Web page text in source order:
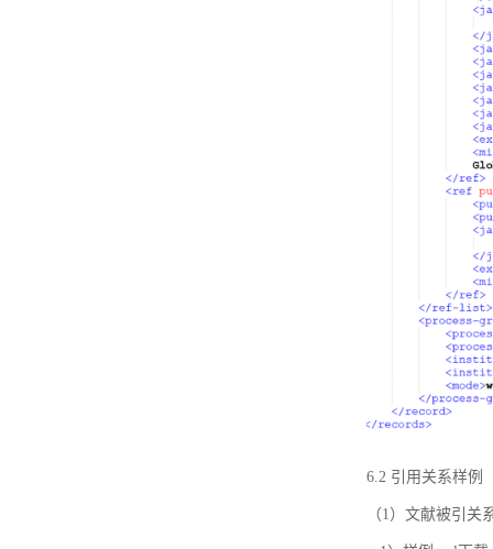
6.2 引用关系样例
（1）文献被引关